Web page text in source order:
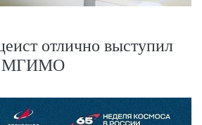
отлично выступил
МГИМО